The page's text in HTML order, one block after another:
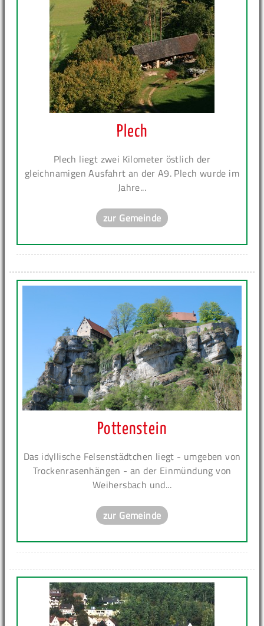
Plech
Plech liegt zwei Kilometer östlich der
gleichnamigen Ausfahrt an der A9. Plech wurde im
Jahre...
zur Gemeinde
Pottenstein
Das idyllische Felsenstädtchen liegt - umgeben von
Trockenrasenhängen - an der Einmündung von
Weihersbach und...
zur Gemeinde